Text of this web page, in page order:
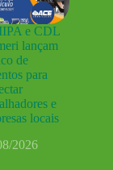
e CDL
lançam
de
para
e
locais
2026